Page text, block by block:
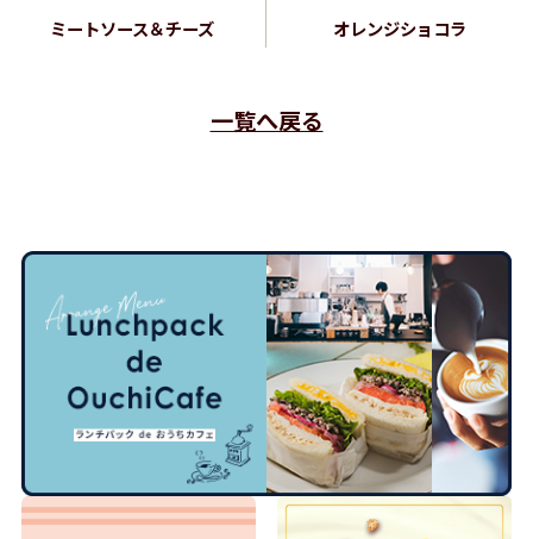
ミートソース＆チーズ
一覧へ戻る
オレンジショコラ